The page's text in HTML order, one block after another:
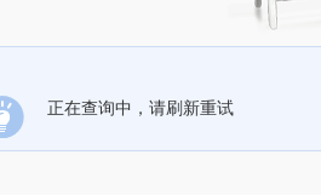
正在查询中，请刷新重试